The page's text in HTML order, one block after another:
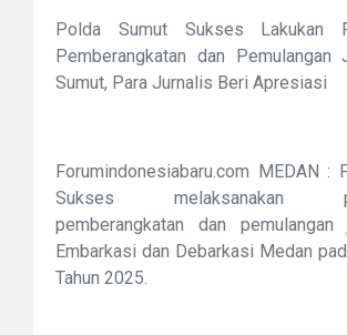
Polda Sumut Sukses Lakukan
Pemberangkatan dan Pemulangan
Sumut, Para Jurnalis Beri Apresiasi
Forumindonesiabaru.com MEDAN :
Sukses melaksanakan
pemberangkatan dan pemulangan
Embarkasi dan Debarkasi Medan
Tahun 2025.